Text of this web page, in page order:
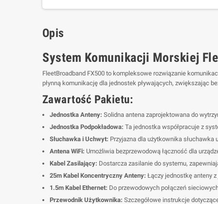
Opis
System Komunikacji Morskiej
FleetBroadband FX500 to kompleksowe rozwiązanie
płynną komunikację dla jednostek pływających, zwiększając
Zawartość Pakietu:
Jednostka Anteny: Solidna antena zaprojektowana do
Jednostka Podpokładowa: Ta jednostka współpracuje z
Słuchawka i Uchwyt: Przyjazna dla użytkownika
Antena WiFi: Umożliwia bezprzewodową łączność dla
Kabel Zasilający: Dostarcza zasilanie do systemu,
25m Kabel Koncentryczny Anteny: Łączy jednostkę anteny
1.5m Kabel Ethernet: Do przewodowych połączeń
Przewodnik Użytkownika: Szczegółowe instrukcje